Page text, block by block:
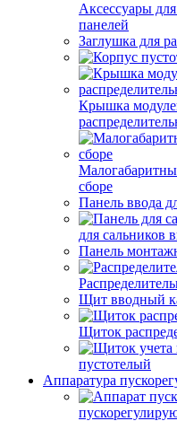
Аксессуары
панелей
Заглушка для
Крышка
сборе
Панель ввода
для сальников
Панель
Щит вводный
Щиток
пустотелый
Аппаратура